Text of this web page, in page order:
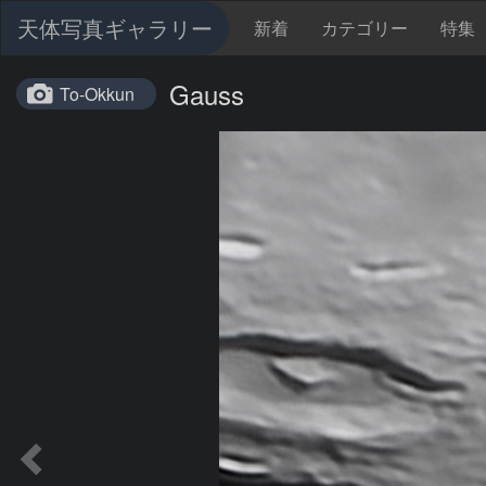
天体写真ギャラリー 新着 カテゴリー 特集
To-Okkun Gauss